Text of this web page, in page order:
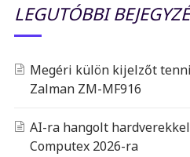
LEGUTÓBBI
Megéri külön kijelzőt
Zalman ZM-MF916
AI-ra hangolt
Computex 2026-ra